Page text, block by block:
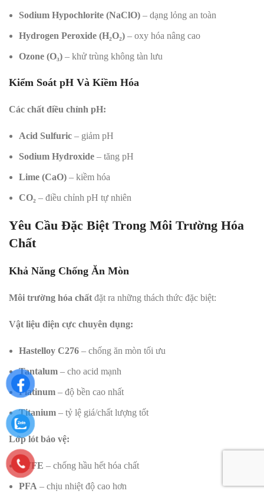
Sodium Hypochlorite (NaClO) – dạng lỏng an toàn
Hydrogen Peroxide (H₂O₂) – oxy hóa nâng cao
Ozone (O₃) – khử trùng không tàn lưu
Kiểm Soát pH Và Kiềm Hóa
Các chất điều chỉnh pH:
Acid Sulfuric – giảm pH
Sodium Hydroxide – tăng pH
Lime (CaO) – kiềm hóa
CO₂ – điều chỉnh pH tự nhiên
Yêu Cầu Đặc Biệt Trong Môi Trường Hóa
Chất
Khả Năng Chống Ăn Mòn
Môi trường hóa chất đặt ra những thách thức đặc biệt:
Vật liệu điện cực chuyên dụng:
Hastelloy C276 – chống ăn mòn tối ưu
Tantalum – cho acid mạnh
Platinum – độ bền cao nhất
Titanium – tỷ lệ giá/chất lượng tốt
Lớp lót bảo vệ:
PTFE – chống hầu hết hóa chất
PFA – chịu nhiệt độ cao hơn